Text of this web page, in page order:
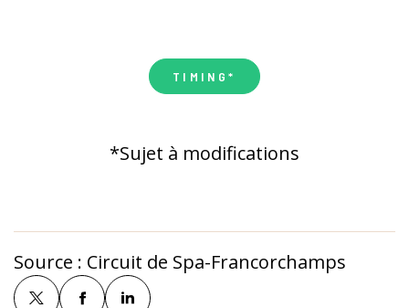
TIMING*
*Sujet à modifications
Source : Circuit de Spa-Francorchamps